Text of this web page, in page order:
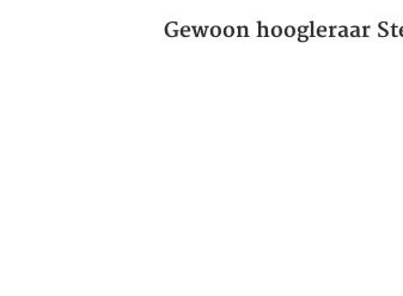
Gewoon hoogleraar